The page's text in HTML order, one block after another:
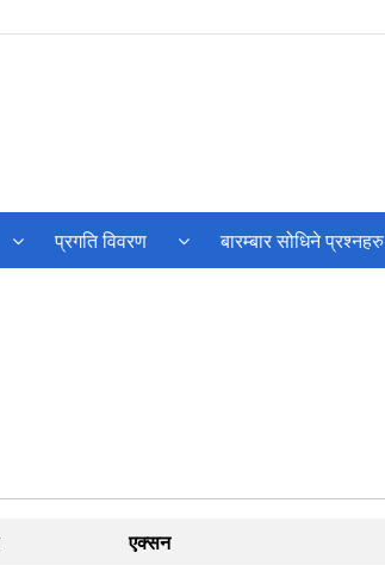
प्रगति विवरण बारम्बार सोधिने प्रश्‍नहरु
एक्सन